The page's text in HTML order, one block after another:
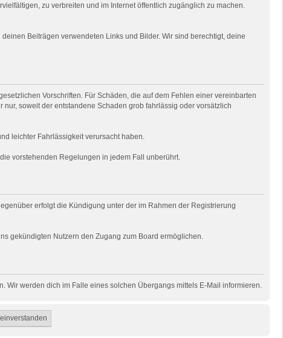
zu verbreiten und im Internet öffentlich zugänglich zu machen.
Beiträgen verwendeten Links und Bilder. Wir sind berechtigt, deine
Vorschriften. Für Schäden, die auf dem Fehlen einer vereinbarten
soweit der entstandene Schaden grob fahrlässig oder vorsätzlich
leichter Fahrlässigkeit verursacht haben.
vorstehenden Regelungen in jedem Fall unberührt.
erfolgt die Kündigung unter der im Rahmen der Registrierung
gekündigten Nutzern den Zugang zum Board ermöglichen.
Wir werden dich im Falle eines solchen Übergangs mittels E-Mail informieren.